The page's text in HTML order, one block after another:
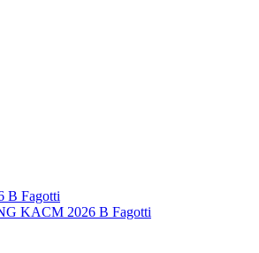
B Fagotti
KACM 2026 B Fagotti